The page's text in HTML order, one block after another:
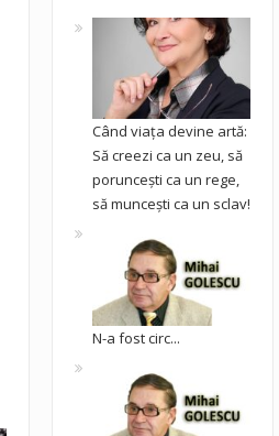
Când viața devine artă:
Să creezi ca un zeu, să
poruncești ca un rege,
să muncești ca un sclav!
N-a fost circ...